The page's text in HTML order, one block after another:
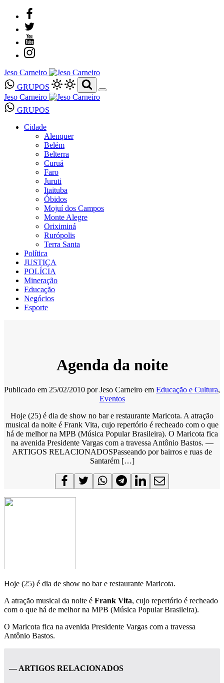
Jeso Carneiro
GRUPOS
Jeso Carneiro
GRUPOS
Cidade
Alenquer
Belém
Belterra
Curuá
Faro
Juruti
Itaituba
Óbidos
Mojuí dos Campos
Monte Alegre
Oriximiná
Rurópolis
Terra Santa
Política
JUSTIÇA
POLÍCIA
Mineração
Educação
Negócios
Esporte
Agenda da noite
Publicado em 25/02/2010 porJeso Carneiro em Educação e Cultura,
Eventos
Hoje (25) é dia de show no bar e restaurante Maricota. A atração
musical da noite é Frank Vita, cujo repertório é recheado com o que
há de melhor na MPB (Música Popular Brasileira). O Maricota fica
na avenida Presidente Vargas com a travessa Antônio Bastos. —
ARTIGOS RELACIONADOSPasseando por bairros e ruas de
Santarém […]
Hoje (25) é dia de show no bar e restaurante Maricota.
A atração musical da noite é Frank Vita, cujo repertório é recheado
com o que há de melhor na MPB (Música Popular Brasileira).
O Maricota fica na avenida Presidente Vargas com a travessa
Antônio Bastos.
— ARTIGOS RELACIONADOS